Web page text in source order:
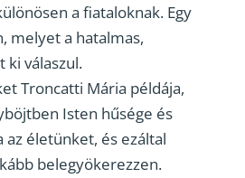
a fiataloknak. Egy
melyet a hatalmas,
válaszul.
Troncatti Mária példája,
Isten hűsége és
az életünket, és ezáltal
belegyökerezzen.